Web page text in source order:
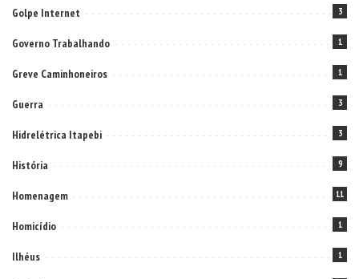
Golpe Internet 3
Governo Trabalhando 1
Greve Caminhoneiros 1
Guerra 3
Hidrelétrica Itapebi 3
História 9
Homenagem 11
Homicídio 1
Ilhéus 1